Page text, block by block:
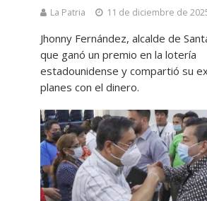
La Patria 11 de diciembre de
Jhonny Fernández, alcalde de
que ganó un premio en la lotería
estadounidense y compartió su
planes con el dinero.